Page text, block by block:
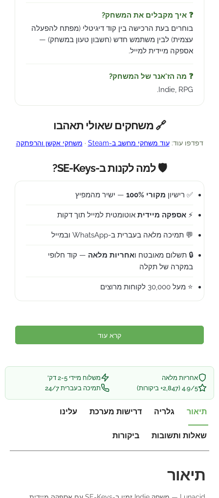
❓ איך מקבלים את המשחק?
בוחרים בעת הרכישה בין קוד דיגיטלי (מפתח להפעלה
עצמית) לבין משתמש חדש (חשבון טעון במשחק) —
אספקה מיידית למייל.
❓ מה הז'אנר של המשחק?
Indie, RPG.
🔗 משחקים שאולי תאהבו
דפדפו עוד:עוד משחקי מחשב ב-Steam · משחקי אקשן והרפתקה
🛡️ למה לקנות ב-SE-Keys?
✅ רישיון מקורי 100% — ישיר מהמפיץ
⚡ אספקה מיידית אוטומטית למייל תוך דקות
💬 תמיכה מלאה בעברית ב-WhatsApp ובמייל
🔒 תשלום מאובטח ואחריות מלאה — קוד חלופי
במקרה של תקלה
⭐ מעל 30,000 לקוחות מרוצים
קרא עוד
אחריות מלאה
משלוח מיידי 2-5 דק'
4.9/5 (2,847+ ביקורות)
תמיכה בעברית 24/7
תיאור גלריה דרישות מערכת עלינו
שאלות ותשובות ביקורות
תיאור